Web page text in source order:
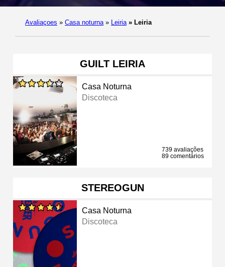
Avaliaçoes » Casa noturna » Leiria » Leiria
GUILT LEIRIA
Casa Noturna
Discoteca
739 avaliações
89 comentários
STEREOGUN
Casa Noturna
Discoteca